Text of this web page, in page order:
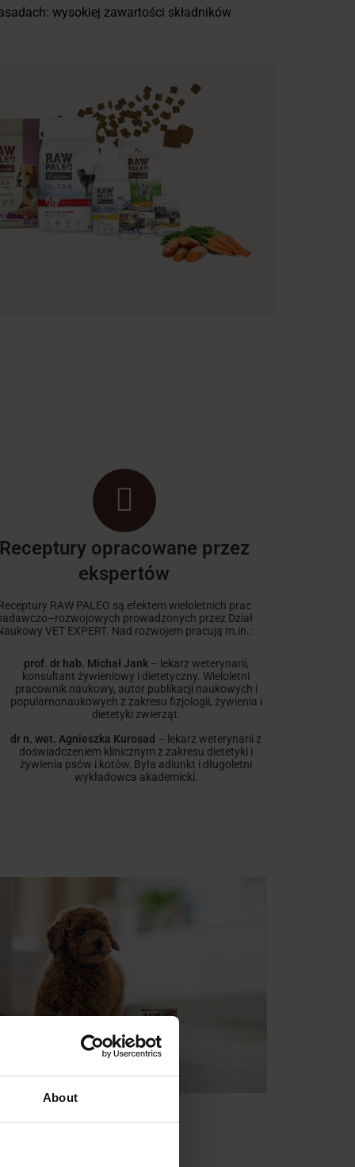
About
wysokiej zawartości składników
Receptury opracowane przez
ekspertów
RAW PALEO są efektem wieloletnich prac
prowadzonych przez Dział
VET EXPERT. Nad rozwojem pracują m.in.:
prof. dr hab. Michał Jank– lekarz weterynarii,
konsultant żywieniowy i dietetyczny. Wieloletni
pracownik naukowy, autor publikacji naukowych i
popularnonaukowych z zakresu fizjologii, żywienia i
dietetyki zwierząt.
dr n. wet. Agnieszka Kurosad – lekarz weterynarii z
doświadczeniem klinicznym z zakresu dietetyki i
żywienia psów i kotów. Była adiunkt i długoletni
wykładowca akademicki.